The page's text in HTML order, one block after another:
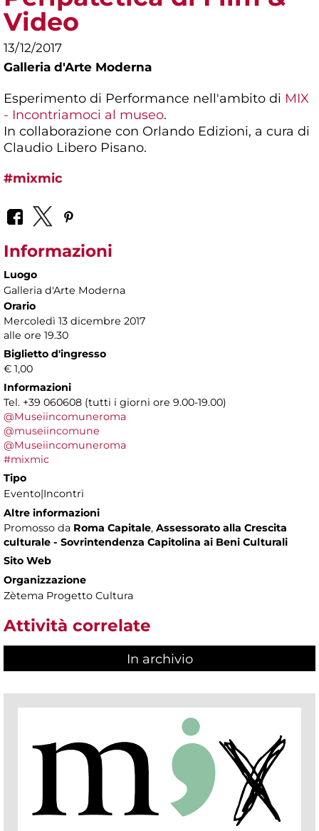
Video
13/12/2017
Galleria d'Arte Moderna
Esperimento di Performance nell'ambito di MIX
- Incontriamoci al museo.
In collaborazione con Orlando Edizioni, a cura di
Claudio Libero Pisano.
#mixmic
Informazioni
Luogo
Galleria d'Arte Moderna
Orario
Mercoledì 13 dicembre 2017
alle ore 19.30
Biglietto d'ingresso
€ 1,00
Informazioni
Tel. +39 060608 (tutti i giorni ore 9.00-19.00)
@Museiincomuneroma
@museiincomune
@Museiincomuneroma
#mixmic
Tipo
Evento|Incontri
Altre informazioni
Promosso da Roma Capitale, Assessorato alla Crescita
culturale - Sovrintendenza Capitolina ai Beni Culturali
Sito Web
Organizzazione
Zètema Progetto Cultura
Attività correlate
In archivio